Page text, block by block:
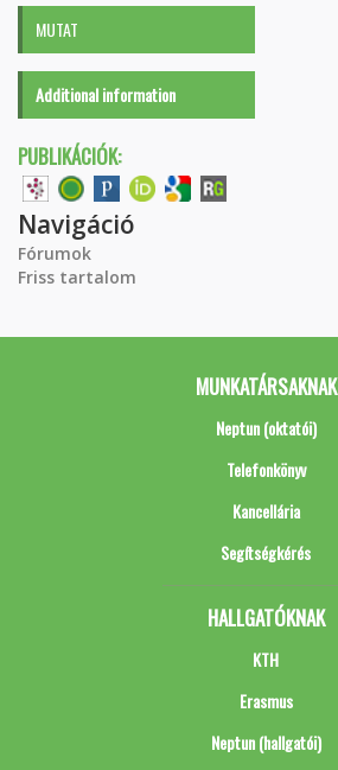
MUTAT
Additional information
PUBLIKÁCIÓK:
Navigáció
Fórumok
Friss tartalom
MUNKATÁRSAKNAK
Neptun (oktatói)
Telefonkönyv
Kancellária
Segítségkérés
HALLGATÓKNAK
KTH
Erasmus
Neptun (hallgatói)